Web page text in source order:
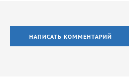
НАПИСАТЬ КОММЕНТАРИЙ